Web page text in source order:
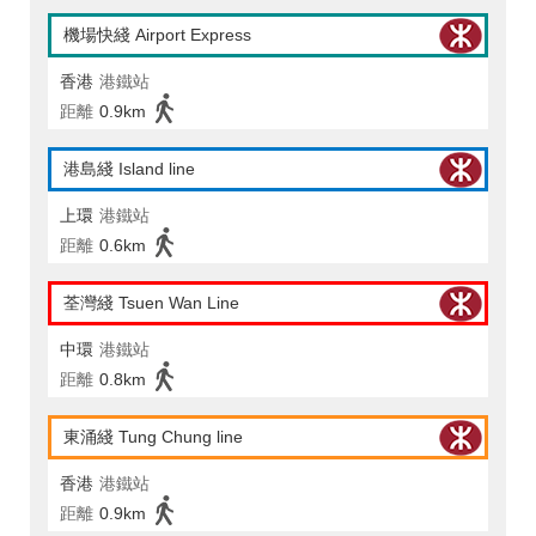
機場快綫 Airport Express
香港 港鐵站
距離 0.9km
港島綫 Island line
上環 港鐵站
距離 0.6km
荃灣綫 Tsuen Wan Line
中環 港鐵站
距離 0.8km
東涌綫 Tung Chung line
香港 港鐵站
距離 0.9km